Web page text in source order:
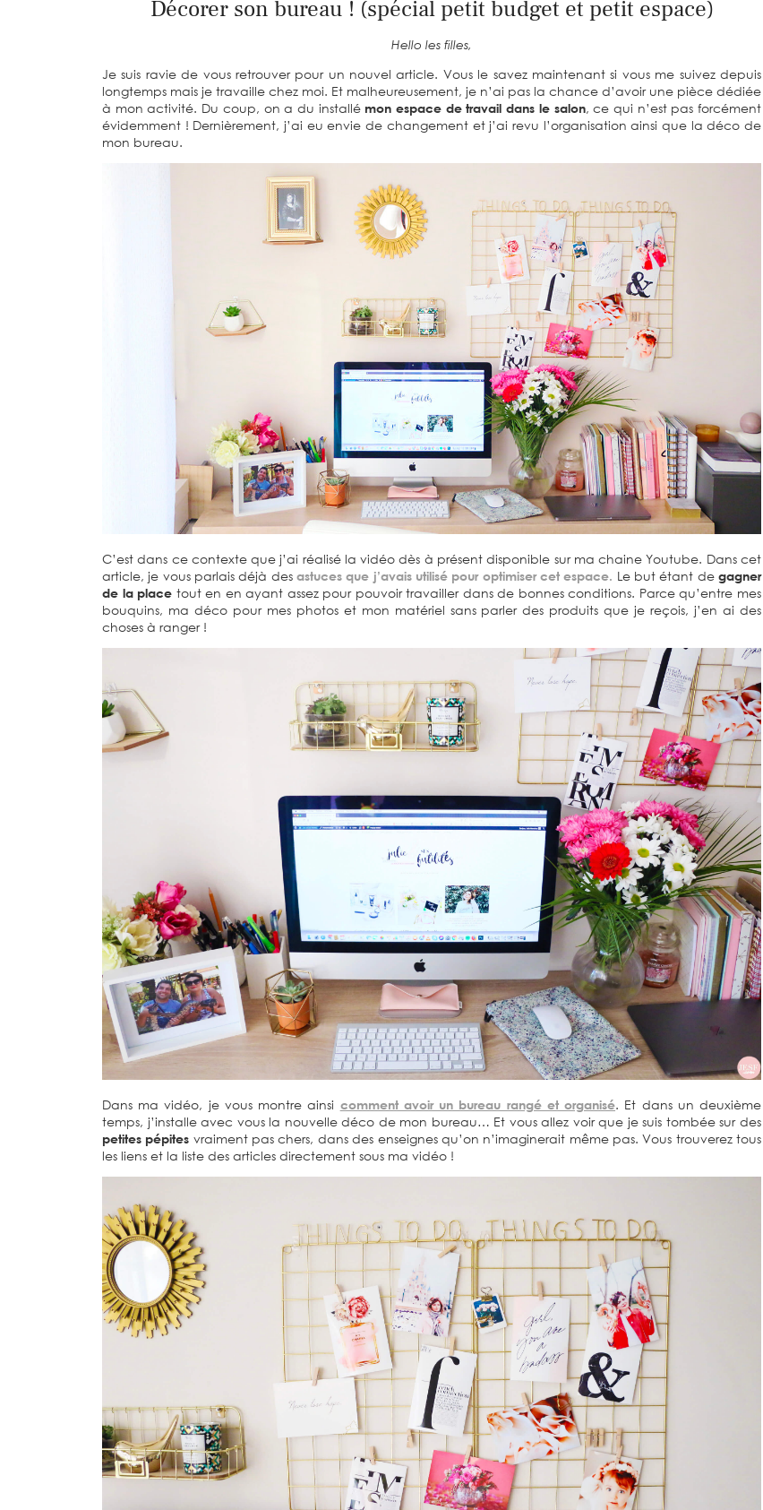
Décorer son bureau ! (spécial petit budget et petit espace)
Hello les filles,
Je suis ravie de vous retrouver pour un nouvel article. Vous le savez maintenant si vous me suivez depuis
longtemps mais je travaille chez moi. Et malheureusement, je n’ai pas la chance d’avoir une pièce dédiée
à mon activité. Du coup, on a du installé mon espace de travail dans le salon, ce qui n’est pas forcément
évidemment ! Dernièrement, j’ai eu envie de changement et j’ai revu l’organisation ainsi que la déco de
mon bureau.
C’est dans ce contexte que j’ai réalisé la vidéo dès à présent disponible sur ma chaine Youtube. Dans cet
article, je vous parlais déjà des astuces que j’avais utilisé pour optimiser cet espace. Le but étant degagner
de la place tout en en ayant assez pour pouvoir travailler dans de bonnes conditions. Parce qu’entre mes
bouquins, ma déco pour mes photos et mon matériel sans parler des produits que je reçois, j’en ai des
choses à ranger !
Dans ma vidéo, je vous montre ainsi comment avoir un bureau rangé et organisé. Et dans un deuxième
temps, j’installe avec vous la nouvelle déco de mon bureau… Et vous allez voir que je suis tombée sur des
petites pépites vraiment pas chers, dans des enseignes qu’on n’imaginerait même pas. Vous trouverez tous
les liens et la liste des articles directement sous ma vidéo !